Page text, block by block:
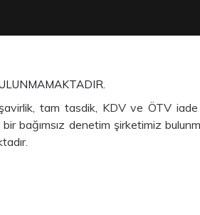
tam tasdik, KDV ve ÖTV
bağımsız denetim şirketimiz